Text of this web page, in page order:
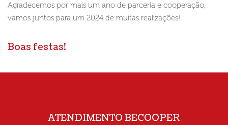
Agradecemos por mais um ano de parceria e cooperação,
vamos juntos para um 2024 de muitas realizações!
Boas festas!
ATENDIMENTO BECOOPER